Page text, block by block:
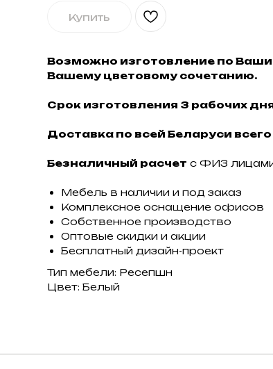
Купить
Возможно изготовление по
Вашему цветовому сочетанию.
Срок изготовления 3 рабочих
Доставка по всей Беларуси всего
Безналичный расчет с ФИЗ
Мебель в наличии и под заказ
Комплексное оснащение офисов
Собственное производство
Оптовые скидки и акции
Бесплатный дизайн-проект
Тип мебели: Ресепшн
Цвет: Белый